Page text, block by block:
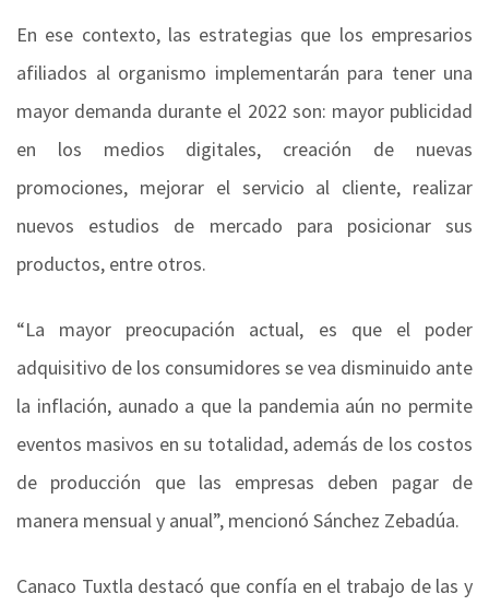
En ese contexto, las estrategias que los empresarios
afiliados al organismo implementarán para tener una
mayor demanda durante el 2022 son: mayor publicidad
en los medios digitales, creación de nuevas
promociones, mejorar el servicio al cliente, realizar
nuevos estudios de mercado para posicionar sus
productos, entre otros.
“La mayor preocupación actual, es que el poder
adquisitivo de los consumidores se vea disminuido ante
la inflación, aunado a que la pandemia aún no permite
eventos masivos en su totalidad, además de los costos
de producción que las empresas deben pagar de
manera mensual y anual”, mencionó Sánchez Zebadúa.
Canaco Tuxtla destacó que confía en el trabajo de las y